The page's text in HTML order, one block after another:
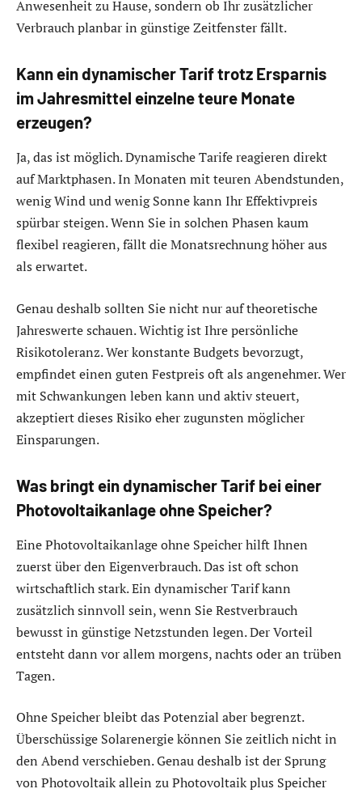
Anwesenheit zu Hause, sondern ob Ihr zusätzlicher
Verbrauch planbar in günstige Zeitfenster fällt.
Kann ein dynamischer Tarif trotz Ersparnis
im Jahresmittel einzelne teure Monate
erzeugen?
Ja, das ist möglich. Dynamische Tarife reagieren direkt
auf Marktphasen. In Monaten mit teuren Abendstunden,
wenig Wind und wenig Sonne kann Ihr Effektivpreis
spürbar steigen. Wenn Sie in solchen Phasen kaum
flexibel reagieren, fällt die Monatsrechnung höher aus
als erwartet.
Genau deshalb sollten Sie nicht nur auf theoretische
Jahreswerte schauen. Wichtig ist Ihre persönliche
Risikotoleranz. Wer konstante Budgets bevorzugt,
empfindet einen guten Festpreis oft als angenehmer. Wer
mit Schwankungen leben kann und aktiv steuert,
akzeptiert dieses Risiko eher zugunsten möglicher
Einsparungen.
Was bringt ein dynamischer Tarif bei einer
Photovoltaikanlage ohne Speicher?
Eine Photovoltaikanlage ohne Speicher hilft Ihnen
zuerst über den Eigenverbrauch. Das ist oft schon
wirtschaftlich stark. Ein dynamischer Tarif kann
zusätzlich sinnvoll sein, wenn Sie Restverbrauch
bewusst in günstige Netzstunden legen. Der Vorteil
entsteht dann vor allem morgens, nachts oder an trüben
Tagen.
Ohne Speicher bleibt das Potenzial aber begrenzt.
Überschüssige Solarenergie können Sie zeitlich nicht in
den Abend verschieben. Genau deshalb ist der Sprung
von Photovoltaik allein zu Photovoltaik plus Speicher